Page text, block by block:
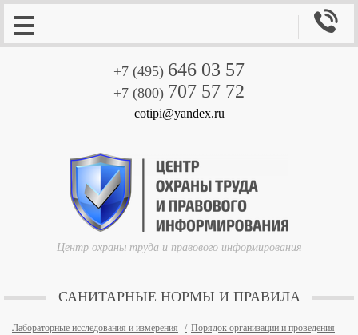
+7 (495) 646 03 57
+7 (800) 707 57 72
cotipi@yandex.ru
Центр охраны труда и правового информирования

САНИТАРНЫЕ НОРМЫ И ПРАВИЛА
Лабораторные исследования и измерения
Порядок организации и проведения